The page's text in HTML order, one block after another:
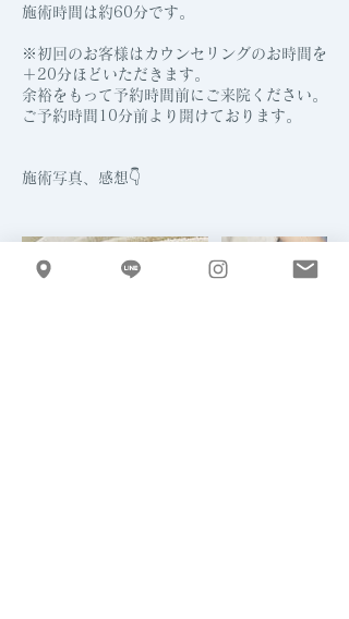
施術時間は約60分です。
※初回のお客様はカウンセリングのお時間を
＋20分ほどいただきます。
余裕をもって予約時間前にご来院ください。
ご予約時間10分前より開けております。
施術写真、感想👇